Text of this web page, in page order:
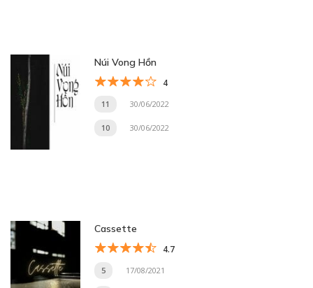
Núi Vong Hồn
4
11 30/06/2022
10 30/06/2022
Cassette
4.7
5 17/08/2021